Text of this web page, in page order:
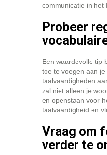
communicatie in het
Probeer
Een waardevolle tip
toe te voegen aan
taalvaardigheden
zal niet alleen je
en openstaan voor
taalvaardigheid en
Vraag om
verder te